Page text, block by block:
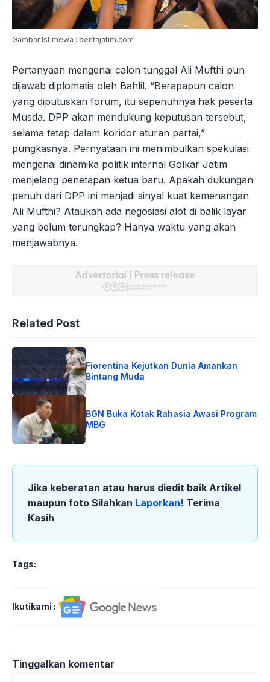
Gambar Istimewa : beritajatim.com
Pertanyaan mengenai calon tunggal Ali Mufthi pun
dijawab diplomatis oleh Bahlil. “Berapapun calon
yang diputuskan forum, itu sepenuhnya hak peserta
Musda. DPP akan mendukung keputusan tersebut,
selama tetap dalam koridor aturan partai,”
pungkasnya. Pernyataan ini menimbulkan spekulasi
mengenai dinamika politik internal Golkar Jatim
menjelang penetapan ketua baru. Apakah dukungan
penuh dari DPP ini menjadi sinyal kuat kemenangan
Ali Mufthi? Ataukah ada negosiasi alot di balik layar
yang belum terungkap? Hanya waktu yang akan
menjawabnya.
Related Post
Fiorentina Kejutkan Dunia Amankan
Bintang Muda
BGN Buka Kotak Rahasia Awasi Program
MBG
Jika keberatan atau harus diedit baik Artikel
maupun foto Silahkan Laporkan! Terima
Kasih
Tags:
Ikutikami :
Tinggalkan komentar